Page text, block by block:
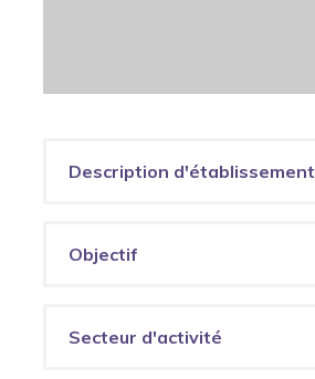
Description d'établissement
Objectif
Secteur d'activité